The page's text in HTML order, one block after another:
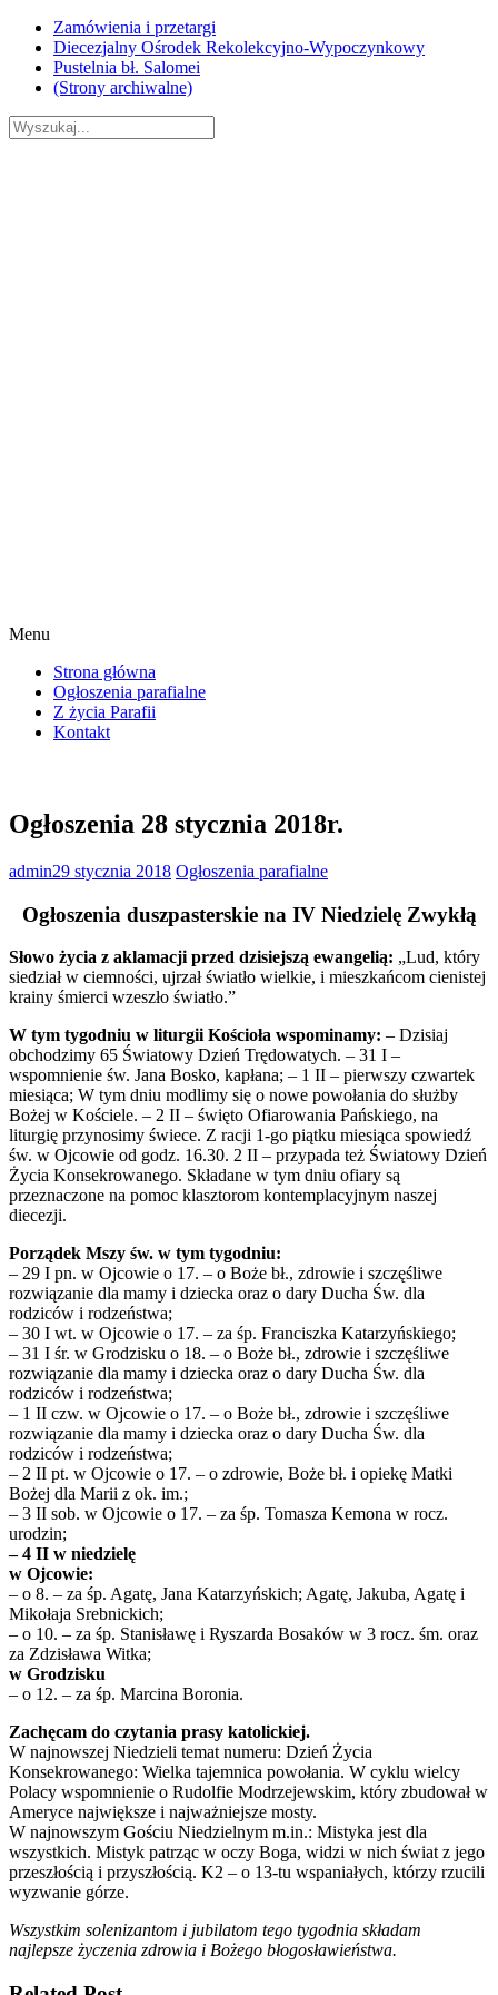
Skip
content
Zamówienia i przetargi
Diecezjalny Ośrodek Rekolekcyjno-Wypoczynkowy
Pustelnia bł. Salomei
(Strony archiwalne)
Menu
Strona główna
Ogłoszenia parafialne
Z życia Parafii
Kontakt
Ogłoszenia 28 stycznia 2018r.
admin29 stycznia 2018 Ogłoszenia parafialne
Ogłoszenia duszpasterskie na IV Niedzielę Zwykłą
Słowo życia z aklamacji przed dzisiejszą ewangelią: „Lud, który
siedział w ciemności, ujrzał światło wielkie, i mieszkańcom cienistej
krainy śmierci wzeszło światło.”
W tym tygodniu w liturgii Kościoła wspominamy: – Dzisiaj
obchodzimy 65 Światowy Dzień Trędowatych. – 31 I –
wspomnienie św. Jana Bosko, kapłana; – 1 II – pierwszy czwartek
miesiąca; W tym dniu modlimy się o nowe powołania do służby
Bożej w Kościele. – 2 II – święto Ofiarowania Pańskiego, na
liturgię przynosimy świece. Z racji 1-go piątku miesiąca spowiedź
św. w Ojcowie od godz. 16.30. 2 II – przypada też Światowy Dzień
Życia Konsekrowanego. Składane w tym dniu ofiary są
przeznaczone na pomoc klasztorom kontemplacyjnym naszej
diecezji.
Porządek Mszy św. w tym tygodniu:
– 29 I pn. w Ojcowie o 17. – o Boże bł., zdrowie i szczęśliwe
rozwiązanie dla mamy i dziecka oraz o dary Ducha Św. dla
rodziców i rodzeństwa;
– 30 I wt. w Ojcowie o 17. – za śp. Franciszka Katarzyńskiego;
– 31 I śr. w Grodzisku o 18. – o Boże bł., zdrowie i szczęśliwe
rozwiązanie dla mamy i dziecka oraz o dary Ducha Św. dla
rodziców i rodzeństwa;
– 1 II czw. w Ojcowie o 17. – o Boże bł., zdrowie i szczęśliwe
rozwiązanie dla mamy i dziecka oraz o dary Ducha Św. dla
rodziców i rodzeństwa;
– 2 II pt. w Ojcowie o 17. – o zdrowie, Boże bł. i opiekę Matki
Bożej dla Marii z ok. im.;
– 3 II sob. w Ojcowie o 17. – za śp. Tomasza Kemona w rocz.
urodzin;
– 4 II w niedzielę
w Ojcowie:
– o 8. – za śp. Agatę, Jana Katarzyńskich; Agatę, Jakuba, Agatę i
Mikołaja Srebnickich;
– o 10. – za śp. Stanisławę i Ryszarda Bosaków w 3 rocz. śm. oraz
za Zdzisława Witka;
w Grodzisku
– o 12. – za śp. Marcina Boronia.
Zachęcam do czytania prasy katolickiej.
W najnowszej Niedzieli temat numeru: Dzień Życia
Konsekrowanego: Wielka tajemnica powołania. W cyklu wielcy
Polacy wspomnienie o Rudolfie Modrzejewskim, który zbudował w
Ameryce największe i najważniejsze mosty.
W najnowszym Gościu Niedzielnym m.in.: Mistyka jest dla
wszystkich. Mistyk patrząc w oczy Boga, widzi w nich świat z jego
przeszłością i przyszłością. K2 – o 13-tu wspaniałych, którzy rzucili
wyzwanie górze.
Wszystkim solenizantom i jubilatom tego tygodnia składam
najlepsze życzenia zdrowia i Bożego błogosławieństwa.